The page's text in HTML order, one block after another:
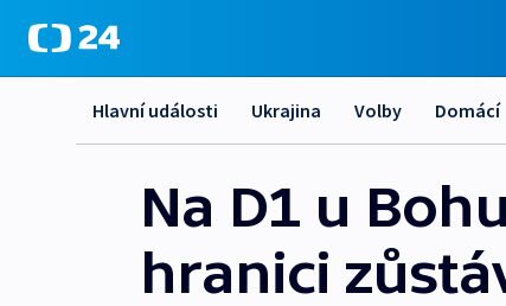
Hlavní události Ukrajina Volby Domácí
Na D1 u
hranici